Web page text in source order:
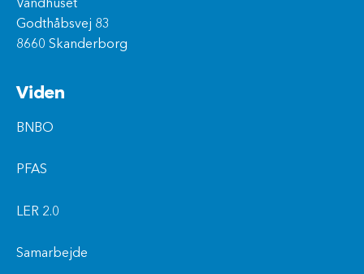
Vandhuset
Godthåbsvej 83
8660 Skanderborg
Viden
BNBO
PFAS
LER 2.0
Samarbejde